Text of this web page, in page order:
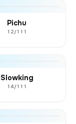
Pichu
12/111
Slowking
14/111